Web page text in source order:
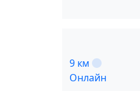
9 км
Онлайн